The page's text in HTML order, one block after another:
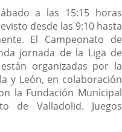
a las 15:15 horas
desde las 9:10 hasta
El Campeonato de
jornada de la Liga de
organizadas por la
y León, en colaboración
la Fundación Municipal
de Valladolid. Juegos